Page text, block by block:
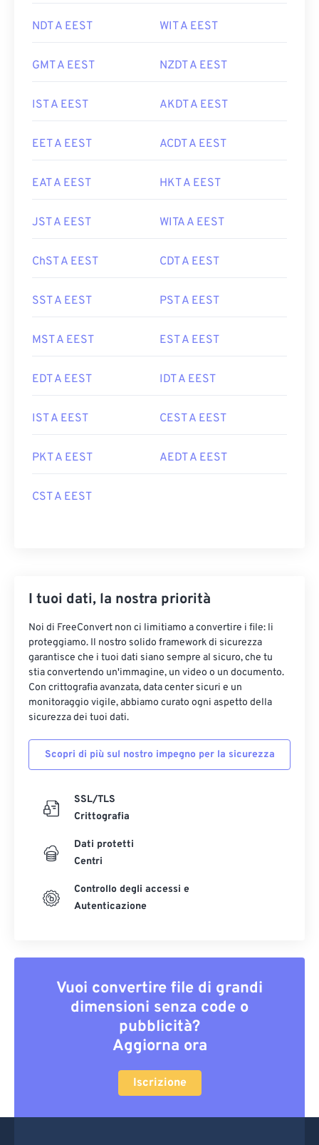
NDT A EEST WIT A EEST
GMT A EEST NZDT A EEST
IST A EEST AKDT A EEST
EET A EEST ACDT A EEST
EAT A EEST HKT A EEST
JST A EEST WITA A EEST
ChST A EEST CDT A EEST
SST A EEST PST A EEST
MST A EEST EST A EEST
EDT A EEST IDT A EEST
IST A EEST CEST A EEST
PKT A EEST AEDT A EEST
CST A EEST
I tuoi dati, la nostra priorità
Noi di FreeConvert non ci limitiamo a convertire i file: li
proteggiamo. Il nostro solido framework di sicurezza
garantisce che i tuoi dati siano sempre al sicuro, che tu
stia convertendo un'immagine, un video o un documento.
Con crittografia avanzata, data center sicuri e un
monitoraggio vigile, abbiamo curato ogni aspetto della
sicurezza dei tuoi dati.
Scopri di più sul nostro impegno per la sicurezza
SSL/TLS
Crittografia
Dati protetti
Centri
Controllo degli accessi e
Autenticazione
Vuoi convertire file di grandi
dimensioni senza code o
pubblicità?
Aggiorna ora
Iscrizione